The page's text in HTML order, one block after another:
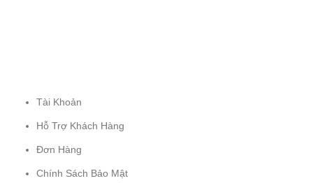
Tài Khoản
Hỗ Trợ Khách Hàng
Đơn Hàng
Chính Sách Bảo Mật